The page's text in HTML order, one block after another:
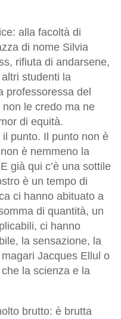
alla facoltà di
di nome Silvia
rifiuta di andarsene,
studenti la
professoressa del
le credo ma ne
di equità.
punto. Il punto non è
è nemmeno la
già qui c’è una sottile
è un tempo di
ci hanno abituato a
di quantità, un
ci hanno
la sensazione, la
Jacques Ellul o
la scienza e la
brutto: è brutta